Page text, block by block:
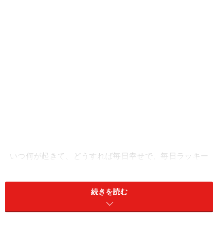
いつ何が起きて、どうすれば毎日幸せで、毎日ラッキー
か？手のひらにはそれらが細かく描かれているのです。
手相が私たちに教えてくれる鍵を使って、ぜひご一緒
続きを読む